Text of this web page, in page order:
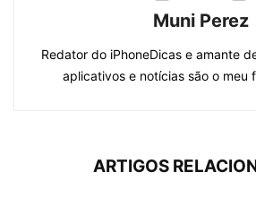
Muni Perez
Redator do iPhoneDicas e amante
aplicativos e notícias são o meu
ARTIGOS